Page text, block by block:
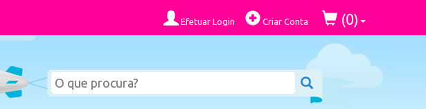
Efetuar Login Criar Conta (0)